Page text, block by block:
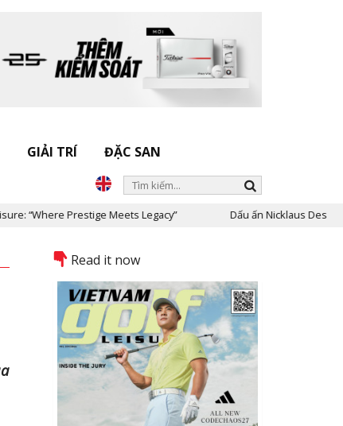
GIẢI TRÍ ĐẶC SAN
Meets Legacy” Dấu ấn Nicklaus Design tại Việt Nam
Read it now